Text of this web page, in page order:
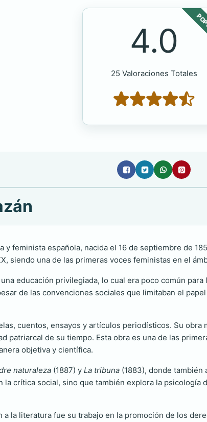
4.0
25 Valoraciones Totales
feminista española, nacida el 16 de septiembre de
siendo una de las primeras voces feministas en el
educación privilegiada, lo cual era poco común
de las convenciones sociales que limitaban el
cuentos, ensayos y artículos periodísticos. Su obra
patriarcal de su tiempo. Esta obra es una de las
objetiva y científica.
naturaleza (1887) y La tribuna (1883), donde también
crítica social, sino que también explora la psicología
la literatura fue su trabajo en la promoción de los